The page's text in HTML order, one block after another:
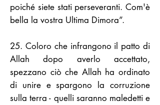
poiché siete stati perseveranti. Com'è
bella la vostra Ultima Dimora”.
25. Coloro che infrangono il patto di
Allah dopo averlo accettato,
spezzano ciò che Allah ha ordinato
di unire e spargono la corruzione
sulla terra - quelli saranno maledetti e